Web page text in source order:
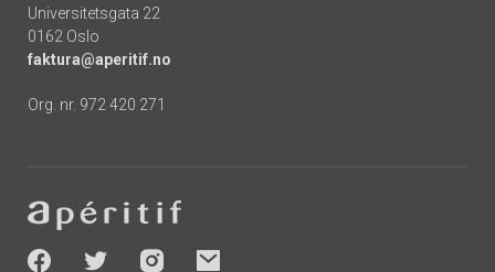
Universitetsgata 22
0162 Oslo
faktura@aperitif.no
Org. nr. 972 420 271
-